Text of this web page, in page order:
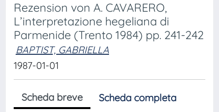
Rezension von A. CAVARERO,
L’interpretazione hegeliana di
Parmenide (Trento 1984) pp. 241-242
BAPTIST, GABRIELLA
1987-01-01
Scheda breve
Scheda completa